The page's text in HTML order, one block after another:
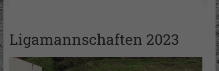
Ligamannschaften 2023